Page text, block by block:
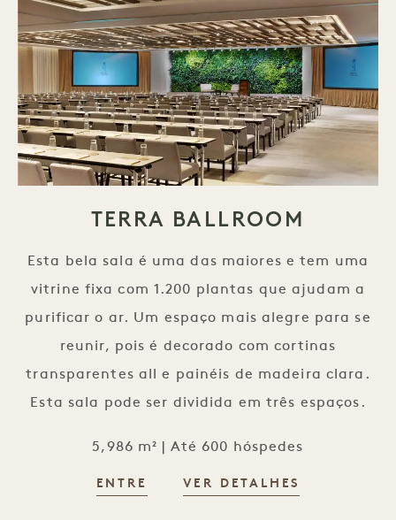
TERRA BALLROOM
Esta bela sala é uma das maiores e tem uma
vitrine fixa com 1.200 plantas que ajudam a
purificar o ar. Um espaço mais alegre para se
reunir, pois é decorado com cortinas
transparentes all e painéis de madeira clara.
Esta sala pode ser dividida em três espaços.
5,986 m² | Até 600 hóspedes
ENTRE VER DETALHES